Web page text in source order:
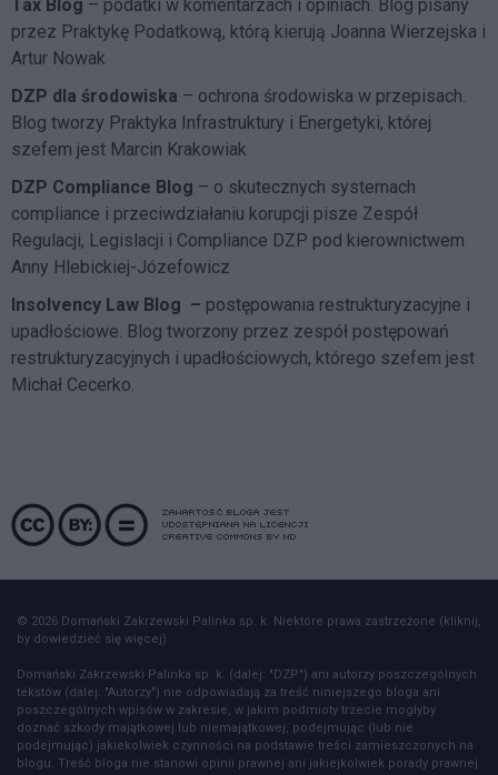
Tax Blog – podatki w komentarzach i opiniach. Blog pisany
przez Praktykę Podatkową, którą kierują Joanna Wierzejska i
Artur Nowak
DZP dla środowiska – ochrona środowiska w przepisach.
Blog tworzy Praktyka Infrastruktury i Energetyki, której
szefem jest Marcin Krakowiak
DZP Compliance Blog – o skutecznych systemach
compliance i przeciwdziałaniu korupcji pisze Zespół
Regulacji, Legislacji i Compliance DZP pod kierownictwem
Anny Hlebickiej-Józefowicz
Insolvency Law Blog – postępowania restrukturyzacyjne i
upadłościowe. Blog tworzony przez zespół postępowań
restrukturyzacyjnych i upadłościowych, którego szefem jest
Michał Cecerko.
© 2026 Domański Zakrzewski Palinka sp. k. Niektóre prawa zastrzeżone (kliknij,
by dowiedzieć się więcej).
Domański Zakrzewski Palinka sp. k. (dalej: "DZP") ani autorzy poszczególnych
tekstów (dalej: "Autorzy") nie odpowiadają za treść niniejszego bloga ani
poszczególnych wpisów w zakresie, w jakim podmioty trzecie mogłyby
doznać szkody majątkowej lub niemajątkowej, podejmując (lub nie
podejmując) jakiekolwiek czynności na podstawie treści zamieszczonych na
blogu. Treść bloga nie stanowi opinii prawnej ani jakiejkolwiek porady prawnej